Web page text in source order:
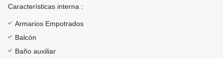
Características interna :
Armarios Empotrados
Balcón
Baño auxiliar